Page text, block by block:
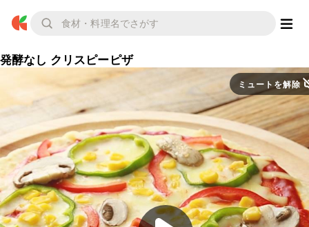
発酵なし クリスピーピザ
ミュートを解除